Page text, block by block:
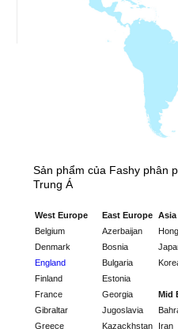
Sản phẩm của Fashy phân
Trung Á
West Europe
Belgium
Denmark
England
Finland
France
Gibraltar
Greece
East Europe
Azerbaijan
Bosnia
Bulgaria
Estonia
Georgia
Jugoslavia
Kazackhstan
Asia
Mid
Iran